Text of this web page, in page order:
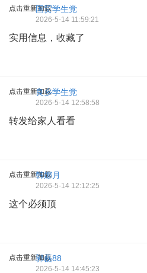
点击重新加载国贸学生党
2026-5-14 11:59:21
实用信息，收藏了
点击重新加载良乡学生党
2026-5-14 12:58:58
转发给家人看看
点击重新加载
韩娜月
2026-5-14 12:12:25
这个必须顶
点击重新加载
郭磊88
2026-5-14 14:45:23